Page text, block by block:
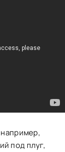
под плуг,